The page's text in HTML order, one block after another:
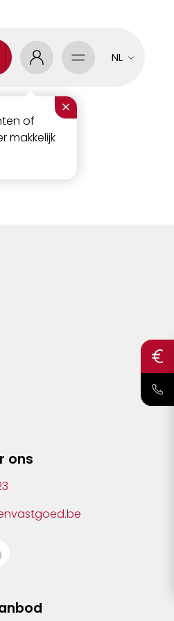
×
of
makkelijk
NL
ons